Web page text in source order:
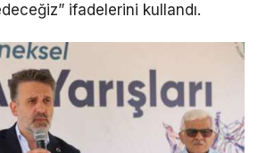
ifadelerini kullandı.